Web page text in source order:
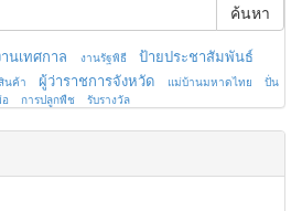
ค้นหา
านเทศกาล งานรัฐพิธี ป้ายประชาสัมพันธ์
นค้า ผู้ว่าราชการจังหวัด แม่บ้านมหาดไทย
ปั่น
การปลูกพืช รับรางวัล